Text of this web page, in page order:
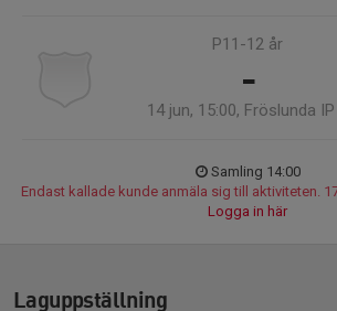
P11-12 år
-
14 jun, 15:00, Fröslunda IP
Samling 14:00
Endast kallade kunde anmäla sig till aktiviteten.
Logga in här
Laguppställning